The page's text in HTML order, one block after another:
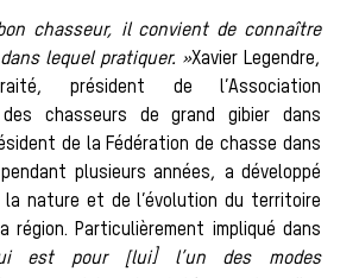
chiens
chasseur, il convient de connaître
lequel pratiquer. »Xavier Legendre,
président de l’Association
des chasseurs de grand gibier dans
de la Fédération de chasse dans
plusieurs années, a développé
la nature et de l’évolution du territoire
région. Particulièrement impliqué dans
est pour [lui] l’un des modes